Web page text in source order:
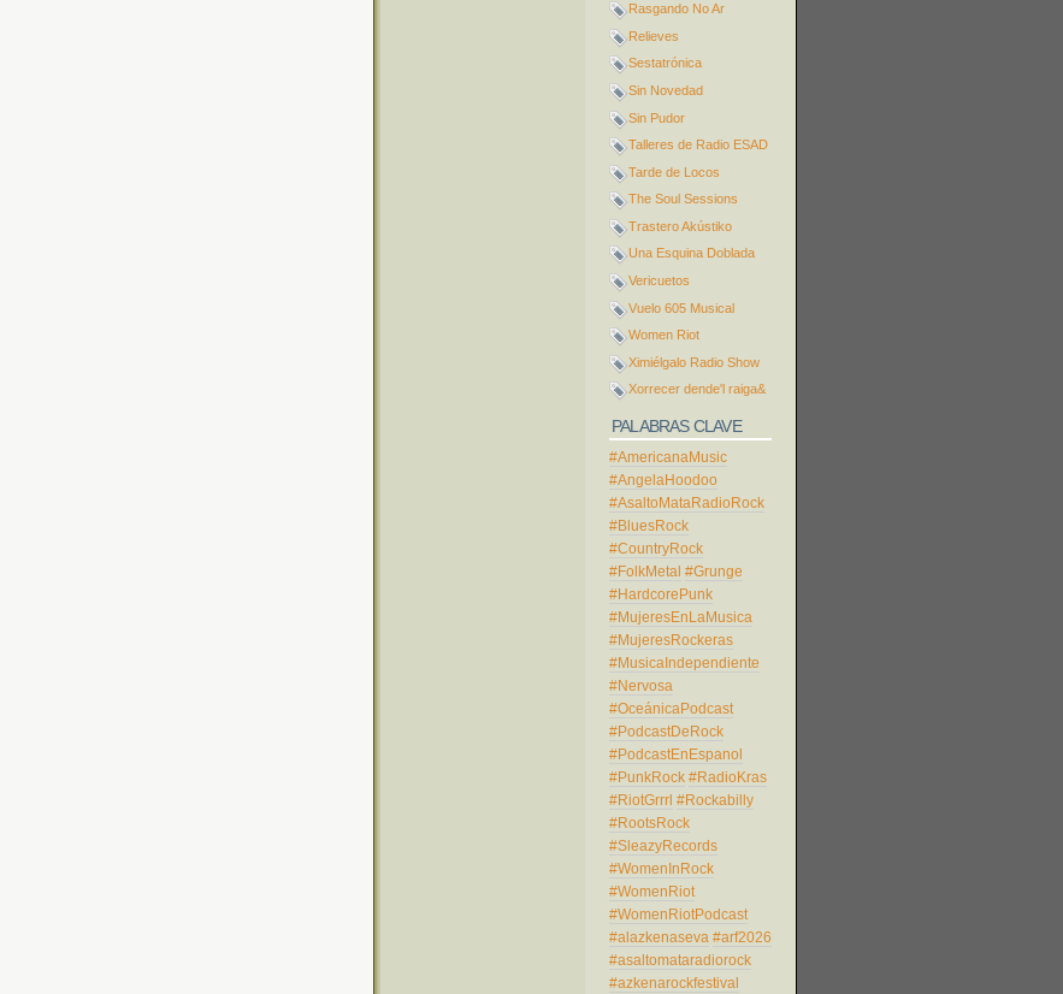
Rasgando No Ar
Relieves
Sestatrónica
Sin Novedad
Sin Pudor
Talleres de Radio ESAD
Tarde de Locos
The Soul Sessions
Trastero Akústiko
Una Esquina Doblada
Vericuetos
Vuelo 605 Musical
Women Riot
Ximiélgalo Radio Show
Xorrecer dende'l raiga&
PALABRAS CLAVE
#AmericanaMusic
#AngelaHoodoo
#AsaltoMataRadioRock
#BluesRock
#CountryRock
#FolkMetal #Grunge
#HardcorePunk
#MujeresEnLaMusica
#MujeresRockeras
#MusicaIndependiente
#Nervosa
#OceánicaPodcast
#PodcastDeRock
#PodcastEnEspanol
#PunkRock #RadioKras
#RiotGrrrl #Rockabilly
#RootsRock
#SleazyRecords
#WomenInRock
#WomenRiot
#WomenRiotPodcast
#alazkenaseva #arf2026
#asaltomataradiorock
#azkenarockfestival